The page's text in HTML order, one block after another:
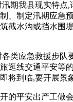
我县现实特点,
、制定汛期应急
截水沟或挡水围
应急救援步队
逛线交通平安等
将到临,要开展
平安出产工做